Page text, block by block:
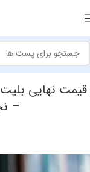
قیمت نهایی
–